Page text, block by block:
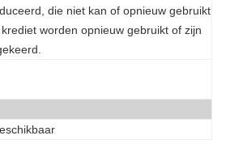
die niet kan of opnieuw gebruikt
worden opnieuw gebruikt of zijn